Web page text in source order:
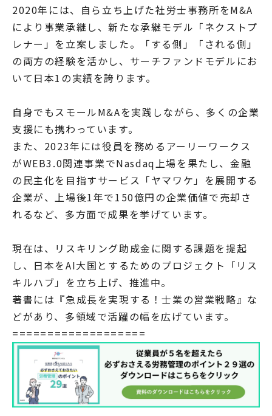
2020年には、自ら立ち上げた社労士事務所をM&A
により事業承継し、新たな承継モデル「ネクストプ
レナー」を立案しました。「する側」「される側」
の両方の経験を活かし、サーチファンドモデルにお
いて日本1の実績を誇ります。
自身でもスモールM&Aを実践しながら、多くの企業
支援にも携わっています。
また、2023年には役員を務めるアーリーワークス
がWEB3.0関連事業でNasdaq上場を果たし、金融
の民主化を目指すサービス「ヤマワケ」を展開する
企業が、上場後1年で150億円の企業価値で売却さ
れるなど、多方面で成果を挙げています。
現在は、リスキリング助成金に関する課題を提起
し、日本をAI大国とするためのプロジェクト「リス
キルハブ」を立ち上げ、推進中。
著書には『急成長を実現する！士業の営業戦略』な
どがあり、多領域で活躍の幅を広げています。
===================